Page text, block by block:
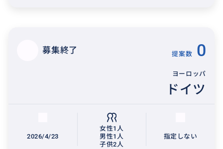
募集終了 提案数 0
ヨーロッパ
ドイツ
2026/4/23
女性1人
男性1人
子供2人
指定しない